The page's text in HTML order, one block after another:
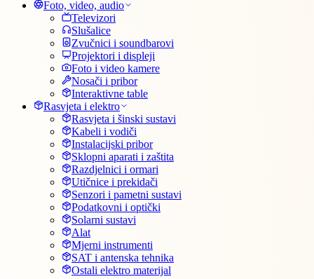
Foto, video, audio
Televizori
Slušalice
Zvučnici i soundbarovi
Projektori i displeji
Foto i video kamere
Nosači i pribor
Interaktivne table
Rasvjeta i elektro
Rasvjeta i šinski sustavi
Kabeli i vodiči
Instalacijski pribor
Sklopni aparati i zaštita
Razdjelnici i ormari
Utičnice i prekidači
Senzori i pametni sustavi
Podatkovni i optički
Solarni sustavi
Alat
Mjerni instrumenti
SAT i antenska tehnika
Ostali elektro materijal